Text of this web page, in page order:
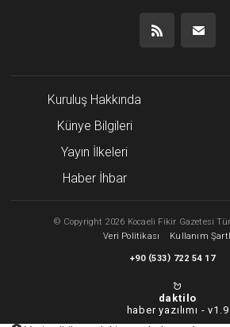
Kuruluş Hakkında
Künye Bilgileri
Yayın İlkeleri
Haber İhbar
© Copyright 2026 Kocaeli Fikir Gazetesi
Veri Politikası
Kullanım
+90 (533) 722 54 17
daktilo
haber yazılımı -v1.9